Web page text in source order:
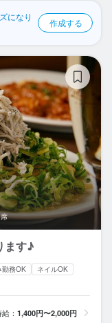
になり
作成する
ます♪
勤務OK
ネイルOK
： 1,400円〜2,000円